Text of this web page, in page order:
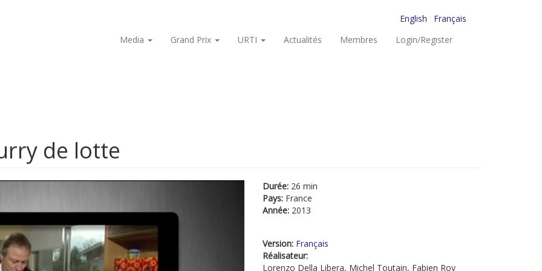
English
Français
Media
Grand Prix URTI Actualités Membres Login/Register
de lotte
Durée: 26 min
Pays: France
Année: 2013
Version: Français
Réalisateur:
Lorenzo Della Libera, Michel Toutain, Fabien Roy